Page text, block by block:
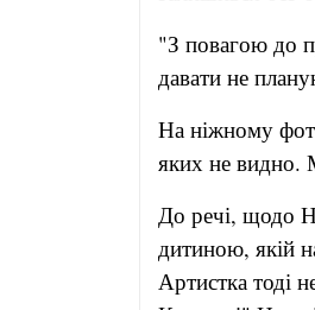
"З повагою до
давати не
На ніжному
яких не видно.
До речі, щодо
дитиною, якій
Артистка тоді